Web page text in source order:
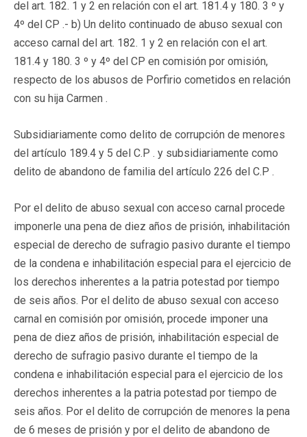
del art. 182. 1 y 2 en relación con el art. 181.4 y 180. 3 º y
4º del CP .- b) Un delito continuado de abuso sexual con
acceso carnal del art. 182. 1 y 2 en relación con el art.
181.4 y 180. 3 º y 4º del CP en comisión por omisión,
respecto de los abusos de Porfirio cometidos en relación
con su hija Carmen .
Subsidiariamente como delito de corrupción de menores
del artículo 189.4 y 5 del C.P . y subsidiariamente como
delito de abandono de familia del artículo 226 del C.P .
Por el delito de abuso sexual con acceso carnal procede
imponerle una pena de diez años de prisión, inhabilitación
especial de derecho de sufragio pasivo durante el tiempo
de la condena e inhabilitación especial para el ejercicio de
los derechos inherentes a la patria potestad por tiempo
de seis años. Por el delito de abuso sexual con acceso
carnal en comisión por omisión, procede imponer una
pena de diez años de prisión, inhabilitación especial de
derecho de sufragio pasivo durante el tiempo de la
condena e inhabilitación especial para el ejercicio de los
derechos inherentes a la patria potestad por tiempo de
seis años. Por el delito de corrupción de menores la pena
de 6 meses de prisión y por el delito de abandono de